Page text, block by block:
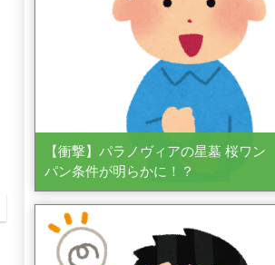
【衝撃】パラノヴィアの星墓 桜ワン
パン条件が明らかに！？